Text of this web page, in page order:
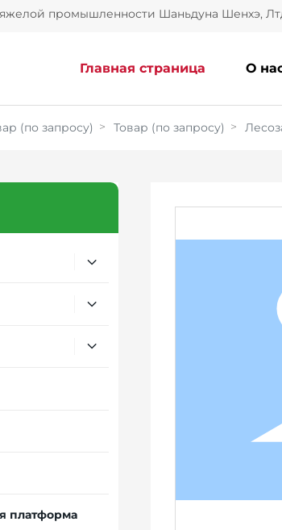
промышленности Шаньдуна Шенхэ,
Главная страница О
(по запросу) Товар (по запросу)
платформа